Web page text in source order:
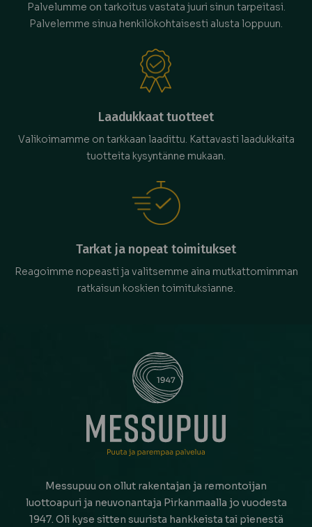
Palvelumme on tarkoitus vastata juuri sinun tarpeitasi.
Palvelemme sinua henkilökohtaisesti alusta loppuun.
Laadukkaat tuotteet
Valikoimamme on tarkkaan laadittu. Kattavasti laadukkaita
tuotteita kysyntänne mukaan.
Tarkat ja nopeat toimitukset
Reagoimme nopeasti ja valitsemme aina mutkattomimman
ratkaisun koskien toimituksianne.
Messupuu on ollut rakentajan ja remontoijan
luottoapuri ja neuvonantaja Pirkanmaalla jo vuodesta
1947. Oli kyse sitten suurista hankkeista tai pienestä